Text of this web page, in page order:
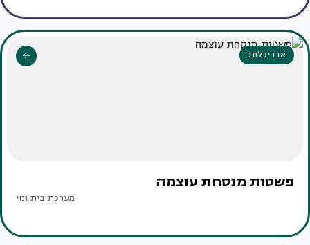
אדריכלות
פשטות מנסחת עוצמה
מערכת בית ונוי